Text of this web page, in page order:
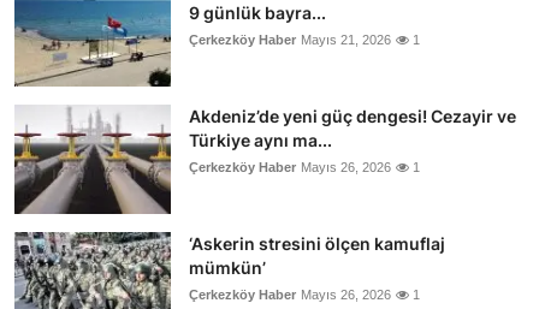
9 günlük bayra...
Çerkezköy Haber Mayıs 21, 2026 1
Akdeniz’de yeni güç dengesi! Cezayir ve
Türkiye aynı ma...
Çerkezköy Haber Mayıs 26, 2026 1
‘Askerin stresini ölçen kamuflaj
mümkün’
Çerkezköy Haber Mayıs 26, 2026 1